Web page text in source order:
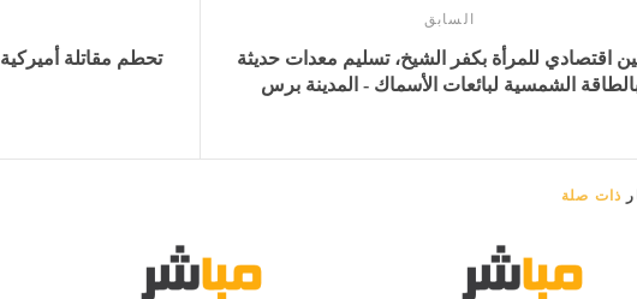
السابق
اقتصادي للمرأة بكفر الشيخ، تسليم معدات حديثة
الشمسية لبائعات الأسماك - المدينة برس
ذات صلة